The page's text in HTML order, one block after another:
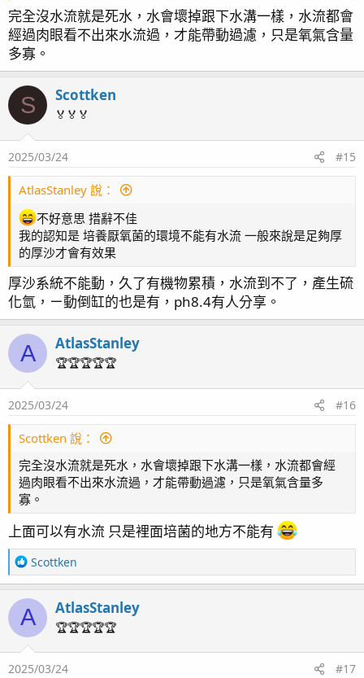
完全沒水流就是死水，水會壞掉跟下水溝一樣，水流都會
經過肉眼看不出來水流過，才能帶動過濾，只是氧氣含量
多寡。
S Scottken
🏅🏅🏅
2025/03/24 #15
AtlasStanley 說：
不好意思 措辭不佳
我的認知是 培養厭氧菌的環境不能有水流 一般來說是足夠厚
的厚沙才會有效果
厚沙系統不能動，久了有機物累積，水流到不了，產生硫
化氫，ㄧ動倒缸的也是有，ph8.4有人分享。
A AtlasStanley
🏆🏆🏆🏆🏆
2025/03/24 #16
Scottken 說：
完全沒水流就是死水，水會壞掉跟下水溝一樣，水流都會經
過肉眼看不出來水流過，才能帶動過濾，只是氧氣含量多
寡。
上面可以有水流 只是裡面培菌的地方不能有
R
e
c
t
i
o
n
Scottken
A AtlasStanley
🏆🏆🏆🏆🏆
2025/03/24 #17